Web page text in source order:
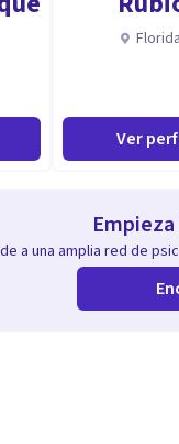
Florida
Ver
a una amplia red de